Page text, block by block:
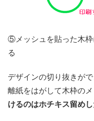
⑤メッシュを貼った木
る
デザインの切り抜きが
離紙をはがして木枠の
けるのはホチキス留め